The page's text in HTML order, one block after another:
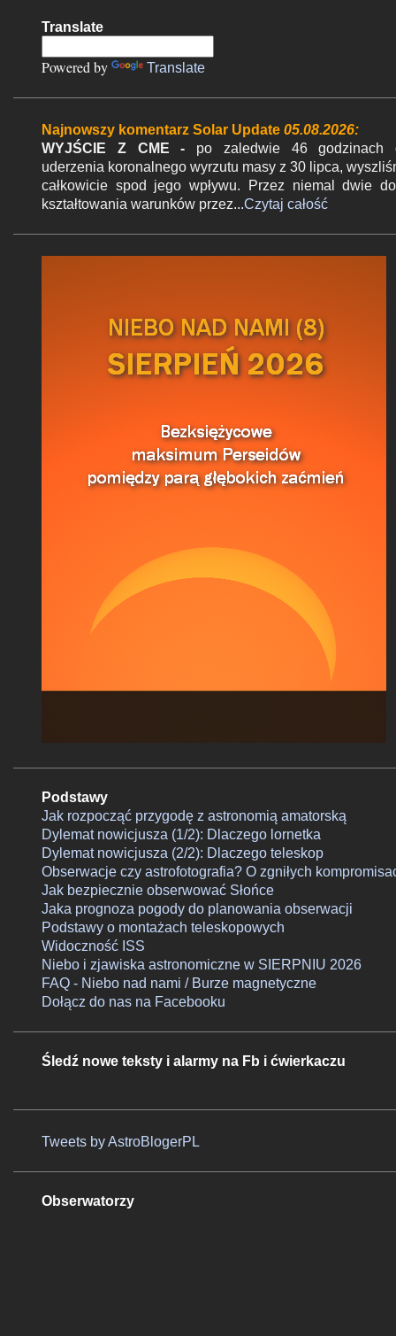
Translate
Powered by Translate
Najnowszy komentarz Solar Update 05.08.2026:
WYJŚCIE Z CME - po zaledwie 46 godzinach
uderzenia koronalnego wyrzutu masy z 30 lipca,
całkowicie spod jego wpływu. Przez niemal dwie
kształtowania warunków przez...Czytaj całość
Podstawy
Jak rozpocząć przygodę z astronomią amatorską
Dylemat nowicjusza (1/2): Dlaczego lornetka
Dylemat nowicjusza (2/2): Dlaczego teleskop
Obserwacje czy astrofotografia? O zgniłych
Jak bezpiecznie obserwować Słońce
Jaka prognoza pogody do planowania obserwacji
Podstawy o montażach teleskopowych
Widoczność ISS
Niebo i zjawiska astronomiczne w SIERPNIU 2026
FAQ - Niebo nad nami / Burze magnetyczne
Dołącz do nas na Facebooku
Śledź nowe teksty i alarmy na Fb i ćwierkaczu
Tweets by AstroBlogerPL
Obserwatorzy